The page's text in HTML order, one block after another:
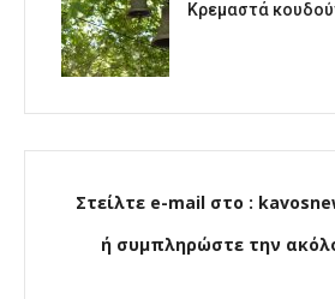
Κρεμαστά
Στείλτε e-mail στο :
ή συμπληρώστε την